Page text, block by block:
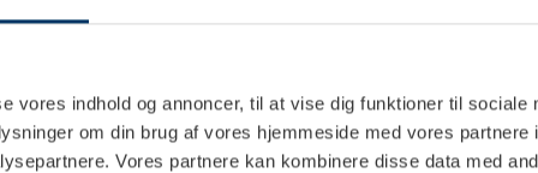
vores indhold og annoncer, til at vise dig funktioner til sociale
om din brug af vores hjemmeside med vores partnere
Vores partnere kan kombinere disse data med
model 2,8" farvedisplay 11